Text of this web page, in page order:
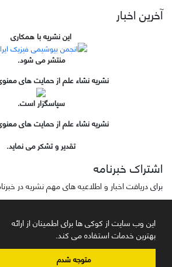
این وب سایت از کوکی ها برای اطمینان از ارائه
بهترین خدمات استفاده می کند.
متوجه شدم
آخرین اخبار
این نشریه با همکاری
منتشر می شود.
نشریه نشاء علم از حمایت های
سپاسگزار است.
نشریه نشاء علم از حمایت های
تقدیر و تشکر می نماید.
اشتراک خبرنامه
برای دریافت اخبار و اطلاعیه های مهم نشریه در